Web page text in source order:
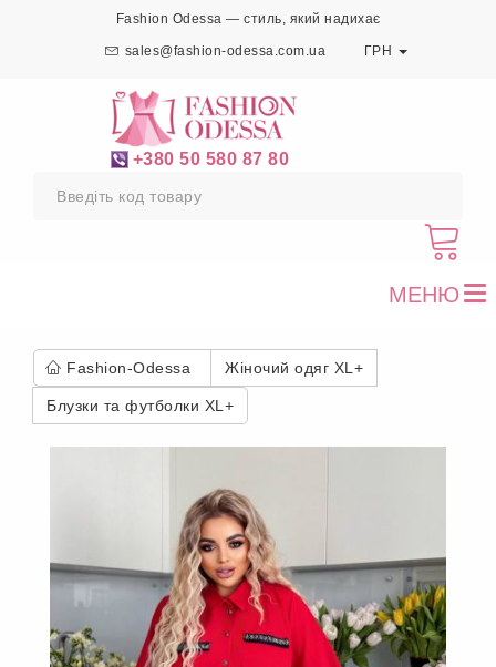
Fashion Odessa — стиль, який надихає
sales@fashion-odessa.com.ua ГРН
+380 50 580 87 80
МЕНЮ
Fashion-Odessa Жіночий одяг XL+
Блузки та футболки XL+